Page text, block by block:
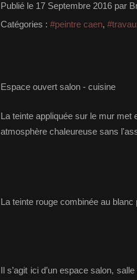
Publié le 17 Septembre 2016 par
Catégories : #peintre caen,
Espace ouvert salon - cuisine
La teinte appliquée sur le mur met
atmosphère chaleureuse sans
La teinte rouge combinée au
Il s’agit ici d’un espace salon,